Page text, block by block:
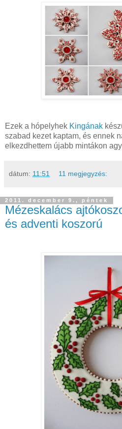
Ezek a hópelyhek Kingának
szabad kezet kaptam, és ennek
elkezdhettem újabb mintákon
dátum: 11:51 11 megjegyzés:
2011. december 9., péntek
Mézeskalács
és adventi koszorú